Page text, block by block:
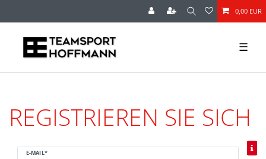
0,00 EUR
☰
REGISTRIEREN SIE SICH
E-MAIL*
Honig